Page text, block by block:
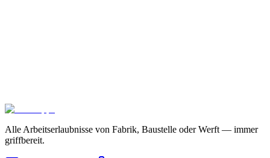
Alle Arbeitserlaubnisse von Fabrik, Baustelle oder Werft — immer
griffbereit.